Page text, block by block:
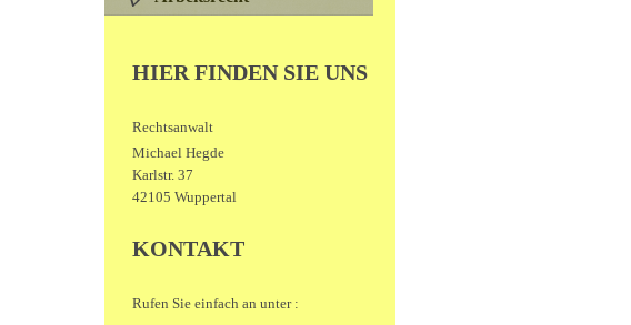
HIER FINDEN SIE UNS
Rechtsanwalt
Michael Hegde
Karlstr. 37
42105 Wuppertal
KONTAKT
Rufen Sie einfach an unter :